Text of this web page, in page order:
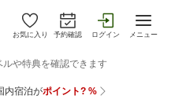
お気に入り 予約確認 ログイン メニュー